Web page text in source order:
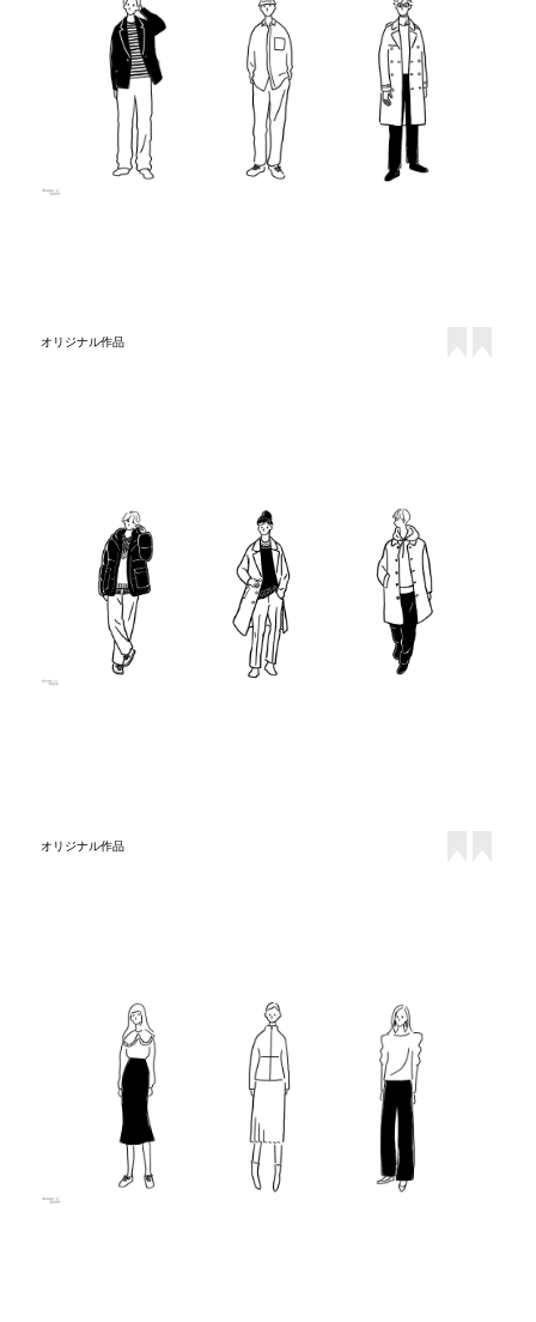
オリジナル作品
オリジナル作品